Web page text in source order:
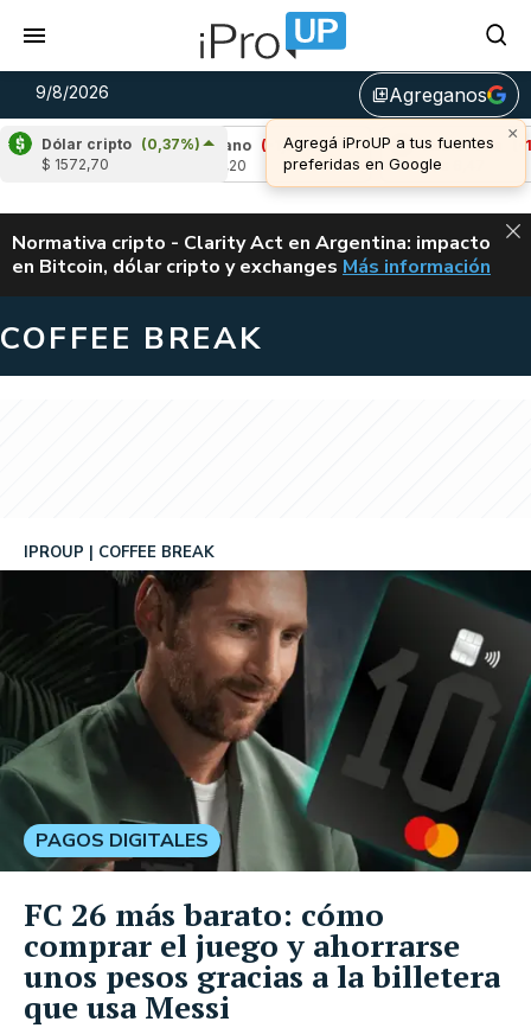
9/8/2026 library_addAgreganos
×
Agregá iProUP a tus fuentes
preferidas en Google
Dólar cripto (0,37%)
$ 1572,70
Cardano
(-1,54%)
Avalanche (-
u$s 6,47
ALERTA
Normativa cripto - Clarity Act en Argentina: impacto
en Bitcoin, dólar cripto y exchanges CLARITY ACT EN
Más información
COFFEE BREAK
IPROUP COFFEE BREAK
PAGOS DIGITALES
FC 26 más barato: cómo
comprar el juego y ahorrarse
unos pesos gracias a la billetera
que usa Messi